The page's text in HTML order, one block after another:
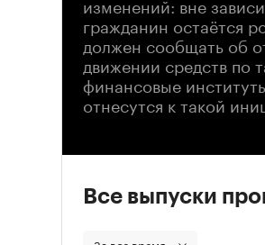
гражданин остаётся
должен сообщать об
движении средств по
финансовые
отнесутся к такой
Все выпуски